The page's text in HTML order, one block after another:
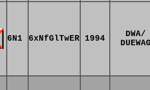
6N1 6xNfGlTwER 1994
DWA/